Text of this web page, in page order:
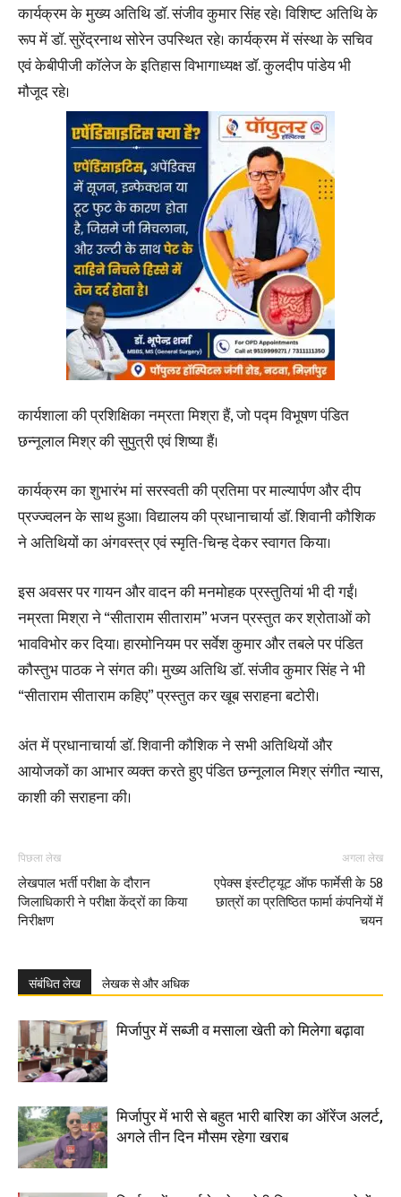
कार्यक्रम के मुख्य अतिथि डॉ. संजीव कुमार सिंह रहे। विशिष्ट अतिथि के
रूप में डॉ. सुरेंद्रनाथ सोरेन उपस्थित रहे। कार्यक्रम में संस्था के सचिव
एवं केबीपीजी कॉलेज के इतिहास विभागाध्यक्ष डॉ. कुलदीप पांडेय भी
मौजूद रहे।
कार्यशाला की प्रशिक्षिका नम्रता मिश्रा हैं, जो पद्म विभूषण पंडित
छन्नूलाल मिश्र की सुपुत्री एवं शिष्या हैं।
कार्यक्रम का शुभारंभ मां सरस्वती की प्रतिमा पर माल्यार्पण और दीप
प्रज्ज्वलन के साथ हुआ। विद्यालय की प्रधानाचार्या डॉ. शिवानी कौशिक
ने अतिथियों का अंगवस्त्र एवं स्मृति-चिन्ह देकर स्वागत किया।
इस अवसर पर गायन और वादन की मनमोहक प्रस्तुतियां भी दी गईं।
नम्रता मिश्रा ने “सीताराम सीताराम” भजन प्रस्तुत कर श्रोताओं को
भावविभोर कर दिया। हारमोनियम पर सर्वेश कुमार और तबले पर पंडित
कौस्तुभ पाठक ने संगत की। मुख्य अतिथि डॉ. संजीव कुमार सिंह ने भी
“सीताराम सीताराम कहिए” प्रस्तुत कर खूब सराहना बटोरी।
अंत में प्रधानाचार्या डॉ. शिवानी कौशिक ने सभी अतिथियों और
आयोजकों का आभार व्यक्त करते हुए पंडित छन्नूलाल मिश्र संगीत न्यास,
काशी की सराहना की।
पिछला लेख
लेखपाल भर्ती परीक्षा के दौरान
जिलाधिकारी ने परीक्षा केंद्रों का किया
निरीक्षण
अगला लेख
एपेक्स इंस्टीट्यूट ऑफ फार्मेसी के 58
छात्रों का प्रतिष्ठित फार्मा कंपनियों में
चयन
संबंधित लेख लेखक से और अधिक
मिर्जापुर में सब्जी व मसाला खेती को मिलेगा बढ़ावा
मिर्जापुर में भारी से बहुत भारी बारिश का ऑरेंज अलर्ट,
अगले तीन दिन मौसम रहेगा खराब